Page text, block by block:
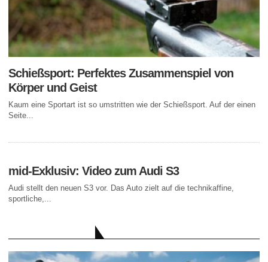
Schießsport: Perfektes Zusammenspiel von
Körper und Geist
Kaum eine Sportart ist so umstritten wie der Schießsport. Auf der einen
Seite...
mid-Exklusiv: Video zum Audi S3
Audi stellt den neuen S3 vor. Das Auto zielt auf die technikaffine,
sportliche,...